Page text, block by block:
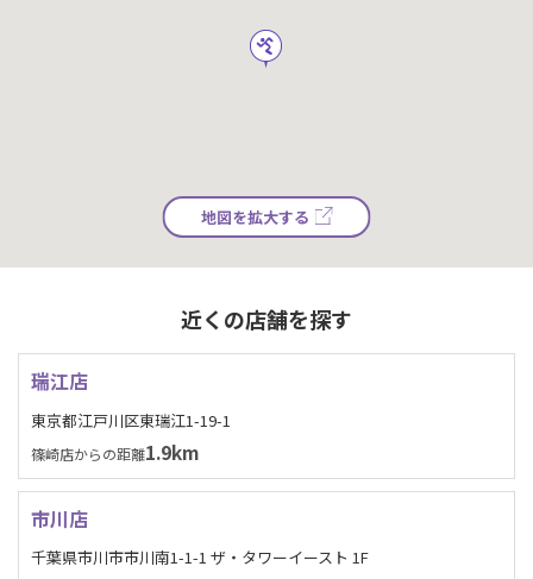
地図を拡大する
近くの店舗を探す
瑞江店
東京都江戸川区東瑞江1-19-1
篠崎店からの距離1.9km
市川店
千葉県市川市市川南1-1-1 ザ・タワーイースト 1F